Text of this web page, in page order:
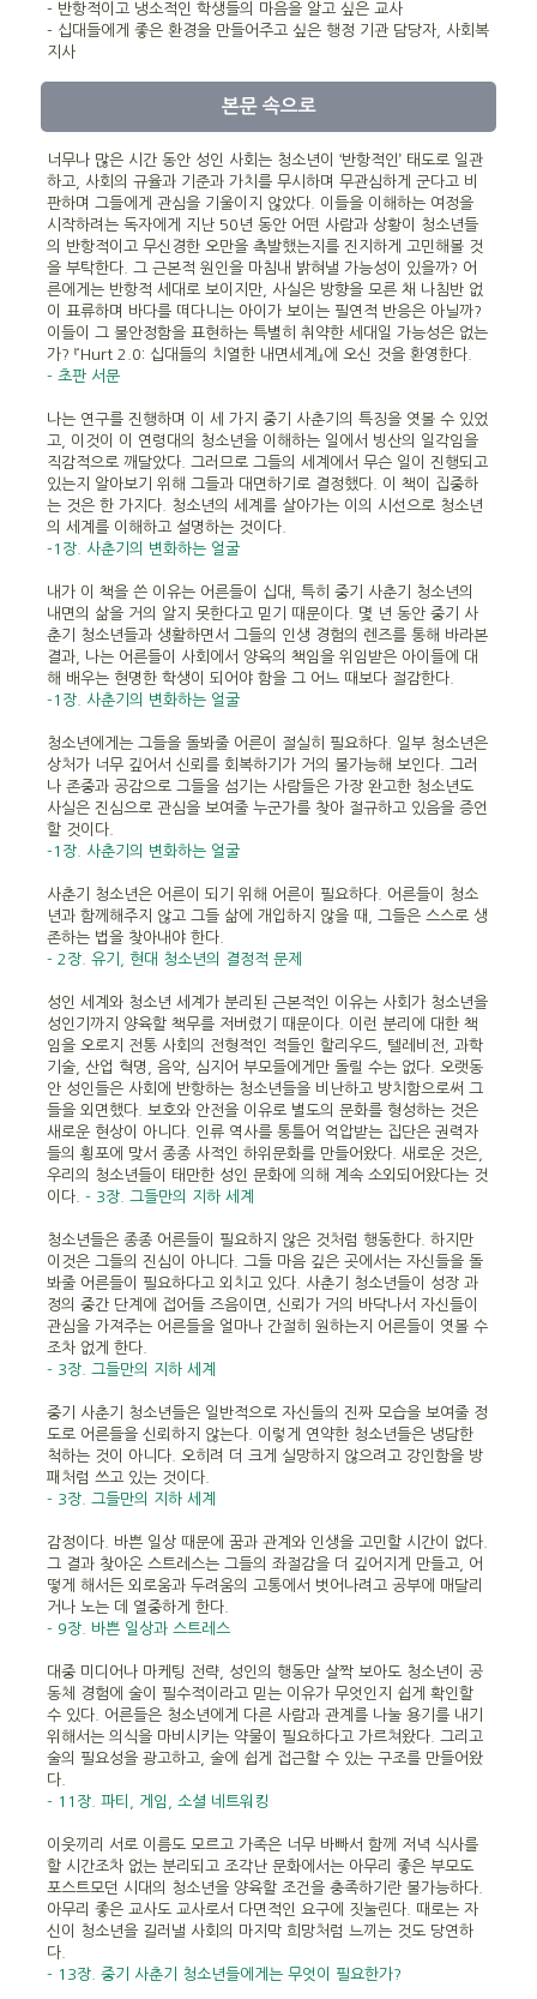
- 반항적이고 냉소적인 학생들의 마음을 알고 싶은 교사
- 십대들에게 좋은 환경을 만들어주고 싶은 행정 기관 담당자, 사회복
지사
본문 속으로
너무나 많은 시간 동안 성인 사회는 청소년이 ‘반항적인’ 태도로 일관
하고, 사회의 규율과 기준과 가치를 무시하며 무관심하게 군다고 비
판하며 그들에게 관심을 기울이지 않았다. 이들을 이해하는 여정을
시작하려는 독자에게 지난 50년 동안 어떤 사람과 상황이 청소년들
의 반항적이고 무신경한 오만을 촉발했는지를 진지하게 고민해볼 것
을 부탁한다. 그 근본적 원인을 마침내 밝혀낼 가능성이 있을까? 어
른에게는 반항적 세대로 보이지만, 사실은 방향을 모른 채 나침반 없
이 표류하며 바다를 떠다니는 아이가 보이는 필연적 반응은 아닐까?
이들이 그 불안정함을 표현하는 특별히 취약한 세대일 가능성은 없는
가? 『Hurt 2.0: 십대들의 치열한 내면세계』에 오신 것을 환영한다.
- 초판 서문
나는 연구를 진행하며 이 세 가지 중기 사춘기의 특징을 엿볼 수 있었
고, 이것이 이 연령대의 청소년을 이해하는 일에서 빙산의 일각임을
직감적으로 깨달았다. 그러므로 그들의 세계에서 무슨 일이 진행되고
있는지 알아보기 위해 그들과 대면하기로 결정했다. 이 책이 집중하
는 것은 한 가지다. 청소년의 세계를 살아가는 이의 시선으로 청소년
의 세계를 이해하고 설명하는 것이다.
-1장. 사춘기의 변화하는 얼굴
내가 이 책을 쓴 이유는 어른들이 십대, 특히 중기 사춘기 청소년의
내면의 삶을 거의 알지 못한다고 믿기 때문이다. 몇 년 동안 중기 사
춘기 청소년들과 생활하면서 그들의 인생 경험의 렌즈를 통해 바라본
결과, 나는 어른들이 사회에서 양육의 책임을 위임받은 아이들에 대
해 배우는 현명한 학생이 되어야 함을 그 어느 때보다 절감한다.
-1장. 사춘기의 변화하는 얼굴
청소년에게는 그들을 돌봐줄 어른이 절실히 필요하다. 일부 청소년은
상처가 너무 깊어서 신뢰를 회복하기가 거의 불가능해 보인다. 그러
나 존중과 공감으로 그들을 섬기는 사람들은 가장 완고한 청소년도
사실은 진심으로 관심을 보여줄 누군가를 찾아 절규하고 있음을 증언
할 것이다.
-1장. 사춘기의 변화하는 얼굴
사춘기 청소년은 어른이 되기 위해 어른이 필요하다. 어른들이 청소
년과 함께해주지 않고 그들 삶에 개입하지 않을 때, 그들은 스스로 생
존하는 법을 찾아내야 한다.
- 2장. 유기, 현대 청소년의 결정적 문제
성인 세계와 청소년 세계가 분리된 근본적인 이유는 사회가 청소년을
성인기까지 양육할 책무를 저버렸기 때문이다. 이런 분리에 대한 책
임을 오로지 전통 사회의 전형적인 적들인 할리우드, 텔레비전, 과학
기술, 산업 혁명, 음악, 심지어 부모들에게만 돌릴 수는 없다. 오랫동
안 성인들은 사회에 반항하는 청소년들을 비난하고 방치함으로써 그
들을 외면했다. 보호와 안전을 이유로 별도의 문화를 형성하는 것은
새로운 현상이 아니다. 인류 역사를 통틀어 억압받는 집단은 권력자
들의 횡포에 맞서 종종 사적인 하위문화를 만들어왔다. 새로운 것은,
우리의 청소년들이 태만한 성인 문화에 의해 계속 소외되어왔다는 것
이다. - 3장. 그들만의 지하 세계
청소년들은 종종 어른들이 필요하지 않은 것처럼 행동한다. 하지만
이것은 그들의 진심이 아니다. 그들 마음 깊은 곳에서는 자신들을 돌
봐줄 어른들이 필요하다고 외치고 있다. 사춘기 청소년들이 성장 과
정의 중간 단계에 접어들 즈음이면, 신뢰가 거의 바닥나서 자신들이
관심을 가져주는 어른들을 얼마나 간절히 원하는지 어른들이 엿볼 수
조차 없게 한다.
- 3장. 그들만의 지하 세계
중기 사춘기 청소년들은 일반적으로 자신들의 진짜 모습을 보여줄 정
도로 어른들을 신뢰하지 않는다. 이렇게 연약한 청소년들은 냉담한
척하는 것이 아니다. 오히려 더 크게 실망하지 않으려고 강인함을 방
패처럼 쓰고 있는 것이다.
- 3장. 그들만의 지하 세계
감정이다. 바쁜 일상 때문에 꿈과 관계와 인생을 고민할 시간이 없다.
그 결과 찾아온 스트레스는 그들의 좌절감을 더 깊어지게 만들고, 어
떻게 해서든 외로움과 두려움의 고통에서 벗어나려고 공부에 매달리
거나 노는 데 열중하게 한다.
- 9장. 바쁜 일상과 스트레스
대중 미디어나 마케팅 전략, 성인의 행동만 살짝 보아도 청소년이 공
동체 경험에 술이 필수적이라고 믿는 이유가 무엇인지 쉽게 확인할
수 있다. 어른들은 청소년에게 다른 사람과 관계를 나눌 용기를 내기
위해서는 의식을 마비시키는 약물이 필요하다고 가르쳐왔다. 그리고
술의 필요성을 광고하고, 술에 쉽게 접근할 수 있는 구조를 만들어왔
다.
- 11장. 파티, 게임, 소셜 네트워킹
이웃끼리 서로 이름도 모르고 가족은 너무 바빠서 함께 저녁 식사를
할 시간조차 없는 분리되고 조각난 문화에서는 아무리 좋은 부모도
포스트모던 시대의 청소년을 양육할 조건을 충족하기란 불가능하다.
아무리 좋은 교사도 교사로서 다면적인 요구에 짓눌린다. 때로는 자
신이 청소년을 길러낼 사회의 마지막 희망처럼 느끼는 것도 당연하
다.
- 13장. 중기 사춘기 청소년들에게는 무엇이 필요한가?